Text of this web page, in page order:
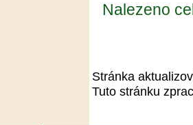
Nalezeno
Stránka
Tuto stránku